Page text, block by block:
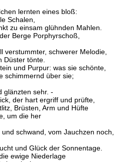
lernten eines bloß:
Schalen,
zu einsam glühnden Mahlen.
Berge Porphyrschoß,
verstummter, schwerer Melodie,
Düster tönte.
und Purpur: was sie schönte,
schimmernd über sie;
glänzten sehr. -
der hart ergriff und prüfte,
Brüsten, Arm und Hüfte
um die her
schwand, vom Jauchzen noch,
und Glück der Sonnentage.
ewige Niederlage